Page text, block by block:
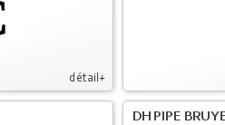
détail+
DH PIPE